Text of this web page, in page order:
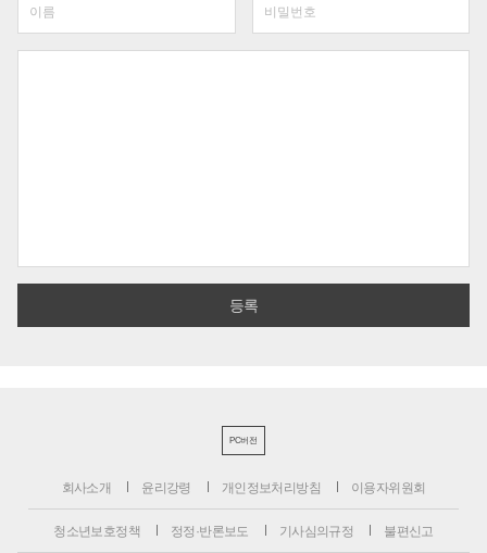
PC버전
회사소개 윤리강령 개인정보처리방침 이용자위원회
청소년보호정책 정정·반론보도 기사심의규정 불편신고